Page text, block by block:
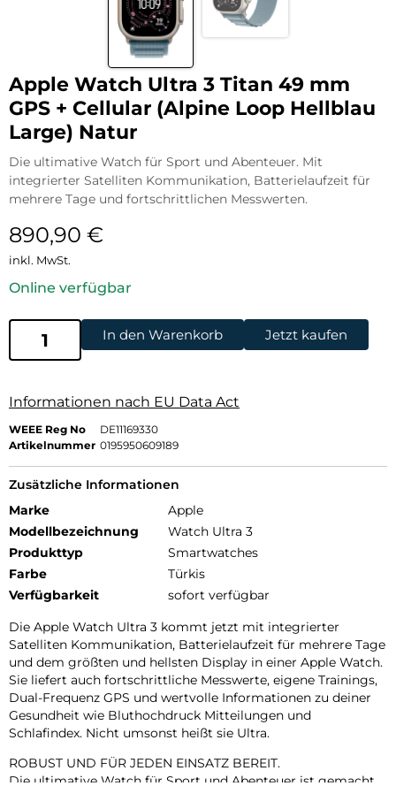
Apple Watch Ultra 3 Titan 49 mm
GPS + Cellular (Alpine Loop Hellblau
Large) Natur
Die ultimative Watch für Sport und Abenteuer. Mit
integrierter Satelliten Kommunikation, Batterielaufzeit für
mehrere Tage und fortschrittlichen Messwerten.
890,90 €
inkl. MwSt.
Online verfügbar
In den Warenkorb Jetzt kaufen
Informationen nach EU Data Act
WEEE Reg No
DE11169330
Artikelnummer 0195950609189
Zusätzliche Informationen
Marke
Apple
Modellbezeichnung
Watch Ultra 3
Produkttyp
Smartwatches
Farbe
Türkis
Verfügbarkeit
sofort verfügbar
Die Apple Watch Ultra 3 kommt jetzt mit integrierter
Satelliten Kommunikation, Batterielaufzeit für mehrere Tage
und dem größten und hellsten Display in einer Apple Watch.
Sie liefert auch fortschrittliche Messwerte, eigene Trainings,
Dual-Frequenz GPS und wertvolle Informationen zu deiner
Gesundheit wie Bluthochdruck Mitteilungen und
Schlafindex. Nicht umsonst heißt sie Ultra.
ROBUST UND FÜR JEDEN EINSATZ BEREIT.
Die ultimative Watch für Sport und Abenteuer ist gemacht,